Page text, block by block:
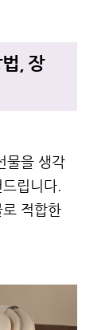
, 장
물을 생각
립니다.
적합한